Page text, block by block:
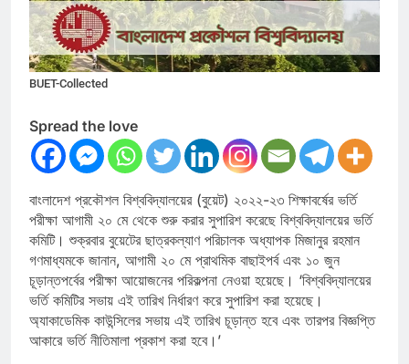
BUET-Collected
Spread the love
বাংলাদেশ প্রকৌশল বিশ্ববিদ্যালয়ের (বুয়েট) ২০২২-২৩ শিক্ষাবর্ষের ভর্তি
পরীক্ষা আগামী ২০ মে থেকে শুরু করার সুপারিশ করেছে বিশ্ববিদ্যালয়ের ভর্তি
কমিটি। শুক্রবার বুয়েটের ছাত্রকল্যাণ পরিচালক অধ্যাপক মিজানুর রহমান
গণমাধ্যমকে জানান, আগামী ২০ মে প্রাথমিক বাছাইপর্ব এবং ১০ জুন
চূড়ান্তপর্বের পরীক্ষা আয়োজনের পরিকল্পনা নেওয়া হয়েছে। ‘বিশ্ববিদ্যালয়ের
ভর্তি কমিটির সভায় এই তারিখ নির্ধারণ করে সুপারিশ করা হয়েছে।
অ্যাকাডেমিক কাউন্সিলের সভায় এই তারিখ চূড়ান্ত হবে এবং তারপর বিজ্ঞপ্তি
আকারে ভর্তি নীতিমালা প্রকাশ করা হবে।’